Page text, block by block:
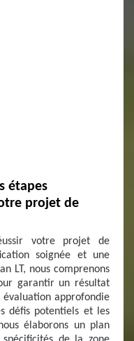
étapes
projet de
votre projet de
soignée et une
LT, nous comprenons
garantir un résultat
approfondie
défis potentiels et les
élaborons un plan